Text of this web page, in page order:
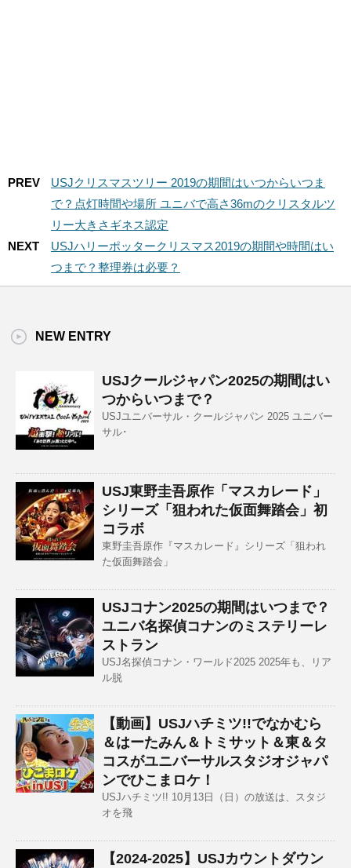
PREV
USJクリスマスツリー 2019の期間はいつからいつま
で？点灯時間や場所 ユニバで高さ36mのクリスタルツ
リー大きさギネス認定
NEXT
USJハリーポッタークリスマス2019の期間や時間はい
つまで？整理券は必要？
NEW ENTRY
USJクールジャパン2025の期間はい
つからいつまで？
USJユニバーサル・クールジャパン 2025 ユニバー
サル･
USJ東野圭吾原作「マスカレード」
シリーズ「狙われた仮面舞踏会」初
コラボ
東野圭吾原作『マスカレード』シリーズ「狙われ
た仮面舞踏会」
USJコナン2025の期間はいつまで？
ユニバ名探偵コナンのミステリーレ
ストラン
USJ名探偵コナン・ワールド2025 2025年も、リア
ル脱
【動画】USJハチミツ!!でなかむら
＆はーたみん＆トミサット＆東＆タ
コスがユニバーサルスタジオジャパ
ンでひこまロケ！
USJハチミツ!! 10月13日（日）の放送は、スタジ
オを飛
【2024-2025】USJカウントダウン